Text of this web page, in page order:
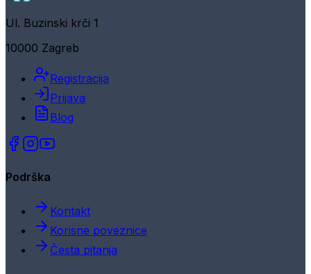
Ul. Buzinski krči 1
10000 Zagreb
Registracija
Prijava
Blog
Podrška
Kontakt
Korisne poveznice
Česta pitanja